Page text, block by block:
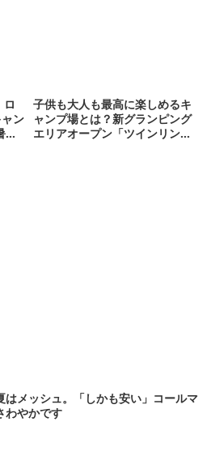
ロ
ン
さ
子供も大人も最高に楽しめるキ
ャンプ場とは？新グランピング
エリアオープン「ツインリンク
はメッシュ。「しかも安い」コールマ
わやかです